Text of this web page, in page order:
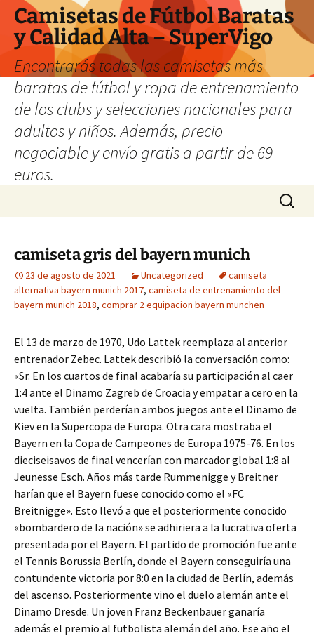
Camisetas de Fútbol Baratas
y Calidad Alta – SuperVigo
Encontrarás todas las camisetas más
baratas de fútbol y ropa de entrenamiento
de los clubs y selecciones nacionales para
adultos y niños. Además, precio
negociable y envío gratis a partir de 69
euros.
Buscar:
camiseta gris del bayern munich
23 de agosto de 2021 Uncategorized
camiseta
alternativa bayern munich 2017, camiseta de entrenamiento del
bayern munich 2018, comprar 2 equipacion bayern munchen
El 13 de marzo de 1970, Udo Lattek reemplaza al anterior
entrenador Zebec. Lattek describió la conversación como:
«Sr. En los cuartos de final acabaría su participación al caer
1:4 ante el Dinamo Zagreb de Croacia y empatar a cero en la
vuelta. También perderían ambos juegos ante el Dinamo de
Kiev en la Supercopa de Europa. Otra cara mostraba el
Bayern en la Copa de Campeones de Europa 1975-76. En los
dieciseisavos de final vencerían con marcador global 1:8 al
Jeunesse Esch. Años más tarde Rummenigge y Breitner
harían que el Bayern fuese conocido como el «FC
Breitnigge». Esto llevó a que el posteriormente conocido
«bombardero de la nación» se adhiriera a la lucrativa oferta
presentada por el Bayern. El partido de promoción fue ante
el Tennis Borussia Berlín, donde el Bayern conseguiría una
contundente victoria por 8:0 en la ciudad de Berlín, además
del ascenso. Posteriormente vino el duelo alemán ante el
Dinamo Dresde. Un joven Franz Beckenbauer ganaría
además el premio al futbolista alemán del año. Ese año el